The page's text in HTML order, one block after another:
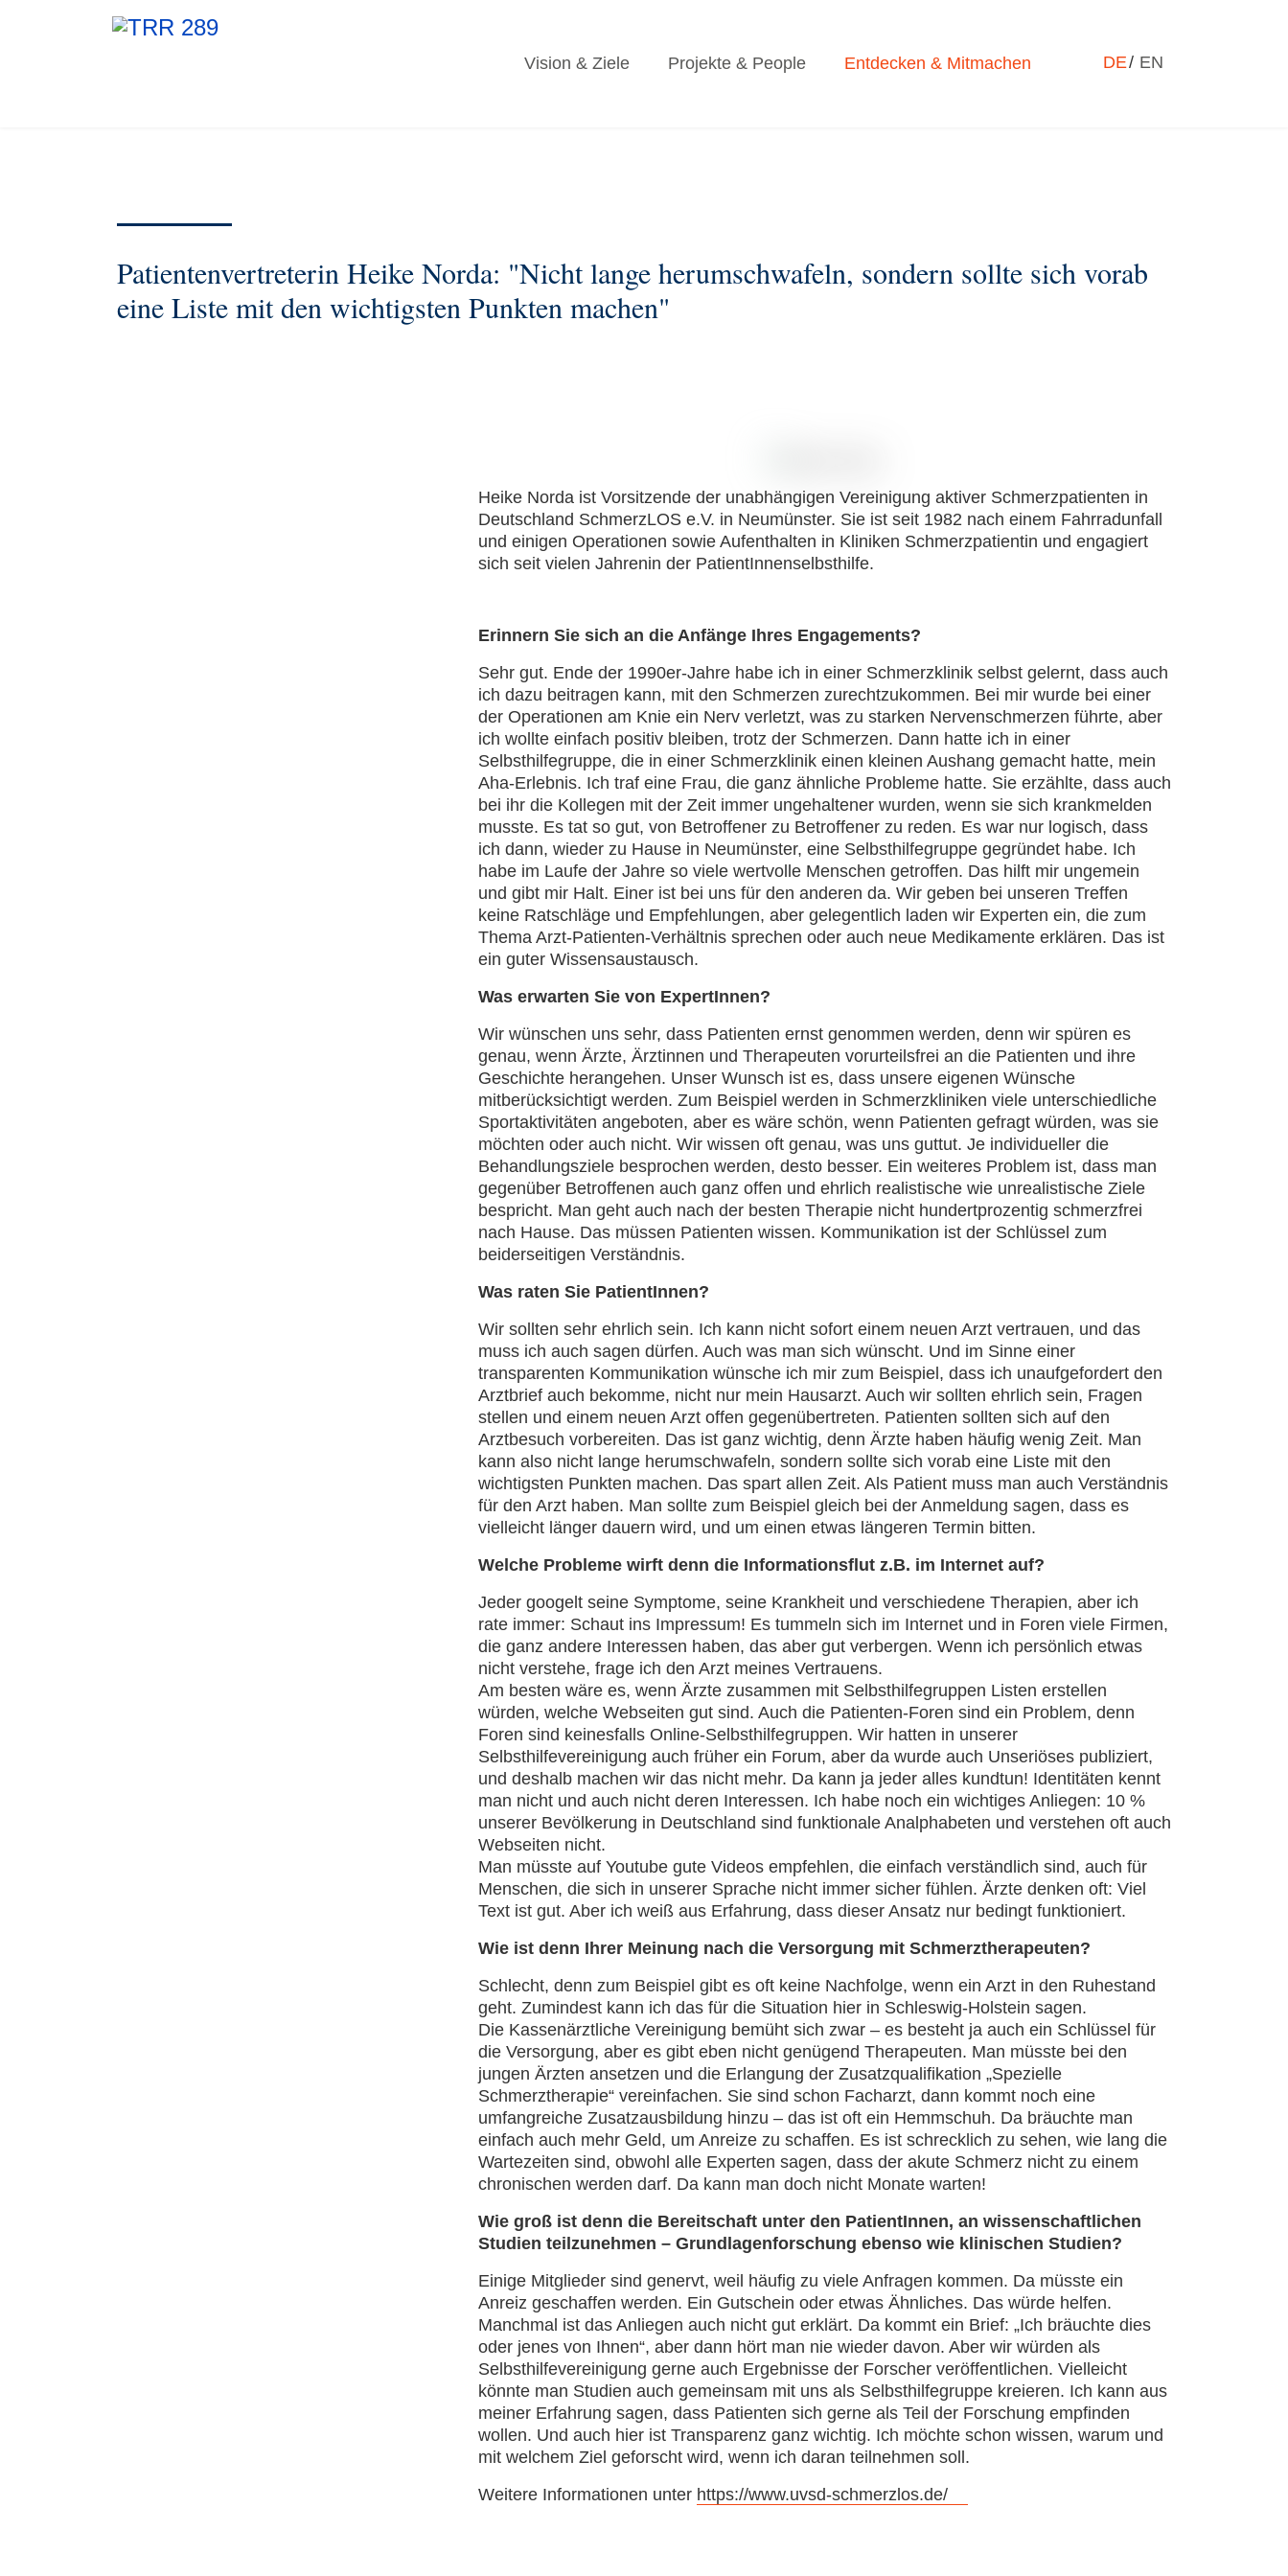
Vision & Ziele Projekte & People Entdecken & Mitmachen DE EN
Patientenvertreterin Heike Norda: "Nicht lange herumschwafeln, sondern sollte sich vorab
eine Liste mit den wichtigsten Punkten machen"
Heike Norda ist Vorsitzende der unabhängigen Vereinigung aktiver Schmerzpatienten in
Deutschland SchmerzLOS e.V. in Neumünster. Sie ist seit 1982 nach einem Fahrradunfall
und einigen Operationen sowie Aufenthalten in Kliniken Schmerzpatientin und engagiert
sich seit vielen Jahrenin der PatientInnenselbsthilfe.
Erinnern Sie sich an die Anfänge Ihres Engagements?
Sehr gut. Ende der 1990er-Jahre habe ich in einer Schmerzklinik selbst gelernt, dass auch
ich dazu beitragen kann, mit den Schmerzen zurechtzukommen. Bei mir wurde bei einer
der Operationen am Knie ein Nerv verletzt, was zu starken Nervenschmerzen führte, aber
ich wollte einfach positiv bleiben, trotz der Schmerzen. Dann hatte ich in einer
Selbsthilfegruppe, die in einer Schmerzklinik einen kleinen Aushang gemacht hatte, mein
Aha-Erlebnis. Ich traf eine Frau, die ganz ähnliche Probleme hatte. Sie erzählte, dass auch
bei ihr die Kollegen mit der Zeit immer ungehaltener wurden, wenn sie sich krankmelden
musste. Es tat so gut, von Betroffener zu Betroffener zu reden. Es war nur logisch, dass
ich dann, wieder zu Hause in Neumünster, eine Selbsthilfegruppe gegründet habe. Ich
habe im Laufe der Jahre so viele wertvolle Menschen getroffen. Das hilft mir ungemein
und gibt mir Halt. Einer ist bei uns für den anderen da. Wir geben bei unseren Treffen
keine Ratschläge und Empfehlungen, aber gelegentlich laden wir Experten ein, die zum
Thema Arzt-Patienten-Verhältnis sprechen oder auch neue Medikamente erklären. Das ist
ein guter Wissensaustausch.
Was erwarten Sie von ExpertInnen?
Wir wünschen uns sehr, dass Patienten ernst genommen werden, denn wir spüren es
genau, wenn Ärzte, Ärztinnen und Therapeuten vorurteilsfrei an die Patienten und ihre
Geschichte herangehen. Unser Wunsch ist es, dass unsere eigenen Wünsche
mitberücksichtigt werden. Zum Beispiel werden in Schmerzkliniken viele unterschiedliche
Sportaktivitäten angeboten, aber es wäre schön, wenn Patienten gefragt würden, was sie
möchten oder auch nicht. Wir wissen oft genau, was uns guttut. Je individueller die
Behandlungsziele besprochen werden, desto besser. Ein weiteres Problem ist, dass man
gegenüber Betroffenen auch ganz offen und ehrlich realistische wie unrealistische Ziele
bespricht. Man geht auch nach der besten Therapie nicht hundertprozentig schmerzfrei
nach Hause. Das müssen Patienten wissen. Kommunikation ist der Schlüssel zum
beiderseitigen Verständnis.
Was raten Sie PatientInnen?
Wir sollten sehr ehrlich sein. Ich kann nicht sofort einem neuen Arzt vertrauen, und das
muss ich auch sagen dürfen. Auch was man sich wünscht. Und im Sinne einer
transparenten Kommunikation wünsche ich mir zum Beispiel, dass ich unaufgefordert den
Arztbrief auch bekomme, nicht nur mein Hausarzt. Auch wir sollten ehrlich sein, Fragen
stellen und einem neuen Arzt offen gegenübertreten. Patienten sollten sich auf den
Arztbesuch vorbereiten. Das ist ganz wichtig, denn Ärzte haben häufig wenig Zeit. Man
kann also nicht lange herumschwafeln, sondern sollte sich vorab eine Liste mit den
wichtigsten Punkten machen. Das spart allen Zeit. Als Patient muss man auch Verständnis
für den Arzt haben. Man sollte zum Beispiel gleich bei der Anmeldung sagen, dass es
vielleicht länger dauern wird, und um einen etwas längeren Termin bitten.
Welche Probleme wirft denn die Informationsflut z.B. im Internet auf?
Jeder googelt seine Symptome, seine Krankheit und verschiedene Therapien, aber ich
rate immer: Schaut ins Impressum! Es tummeln sich im Internet und in Foren viele Firmen,
die ganz andere Interessen haben, das aber gut verbergen. Wenn ich persönlich etwas
nicht verstehe, frage ich den Arzt meines Vertrauens.
Am besten wäre es, wenn Ärzte zusammen mit Selbsthilfegruppen Listen erstellen
würden, welche Webseiten gut sind. Auch die Patienten-Foren sind ein Problem, denn
Foren sind keinesfalls Online-Selbsthilfegruppen. Wir hatten in unserer
Selbsthilfevereinigung auch früher ein Forum, aber da wurde auch Unseriöses publiziert,
und deshalb machen wir das nicht mehr. Da kann ja jeder alles kundtun! Identitäten kennt
man nicht und auch nicht deren Interessen. Ich habe noch ein wichtiges Anliegen: 10 %
unserer Bevölkerung in Deutschland sind funktionale Analphabeten und verstehen oft auch
Webseiten nicht.
Man müsste auf Youtube gute Videos empfehlen, die einfach verständlich sind, auch für
Menschen, die sich in unserer Sprache nicht immer sicher fühlen. Ärzte denken oft: Viel
Text ist gut. Aber ich weiß aus Erfahrung, dass dieser Ansatz nur bedingt funktioniert.
Wie ist denn Ihrer Meinung nach die Versorgung mit Schmerztherapeuten?
Schlecht, denn zum Beispiel gibt es oft keine Nachfolge, wenn ein Arzt in den Ruhestand
geht. Zumindest kann ich das für die Situation hier in Schleswig-Holstein sagen.
Die Kassenärztliche Vereinigung bemüht sich zwar – es besteht ja auch ein Schlüssel für
die Versorgung, aber es gibt eben nicht genügend Therapeuten. Man müsste bei den
jungen Ärzten ansetzen und die Erlangung der Zusatzqualifikation „Spezielle
Schmerztherapie“ vereinfachen. Sie sind schon Facharzt, dann kommt noch eine
umfangreiche Zusatzausbildung hinzu – das ist oft ein Hemmschuh. Da bräuchte man
einfach auch mehr Geld, um Anreize zu schaffen. Es ist schrecklich zu sehen, wie lang die
Wartezeiten sind, obwohl alle Experten sagen, dass der akute Schmerz nicht zu einem
chronischen werden darf. Da kann man doch nicht Monate warten!
Wie groß ist denn die Bereitschaft unter den PatientInnen, an wissenschaftlichen
Studien teilzunehmen – Grundlagenforschung ebenso wie klinischen Studien?
Einige Mitglieder sind genervt, weil häufig zu viele Anfragen kommen. Da müsste ein
Anreiz geschaffen werden. Ein Gutschein oder etwas Ähnliches. Das würde helfen.
Manchmal ist das Anliegen auch nicht gut erklärt. Da kommt ein Brief: „Ich bräuchte dies
oder jenes von Ihnen“, aber dann hört man nie wieder davon. Aber wir würden als
Selbsthilfevereinigung gerne auch Ergebnisse der Forscher veröffentlichen. Vielleicht
könnte man Studien auch gemeinsam mit uns als Selbsthilfegruppe kreieren. Ich kann aus
meiner Erfahrung sagen, dass Patienten sich gerne als Teil der Forschung empfinden
wollen. Und auch hier ist Transparenz ganz wichtig. Ich möchte schon wissen, warum und
mit welchem Ziel geforscht wird, wenn ich daran teilnehmen soll.
Weitere Informationen unter https://www.uvsd-schmerzlos.de/